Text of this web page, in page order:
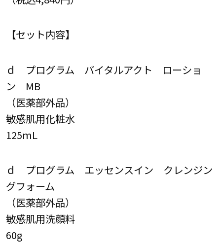
【セット内容】
ｄ プログラム バイタルアクト ローショ
ン MB
（医薬部外品）
敏感肌用化粧水
125mL
ｄ プログラム エッセンスイン クレンジン
グフォーム
（医薬部外品）
敏感肌用洗顔料
60g